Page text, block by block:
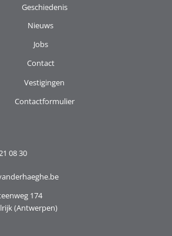
Geschiedenis
Nieuws
Jobs
Contact
Vestigingen
Contactformulier
08 30
174
(Antwerpen)